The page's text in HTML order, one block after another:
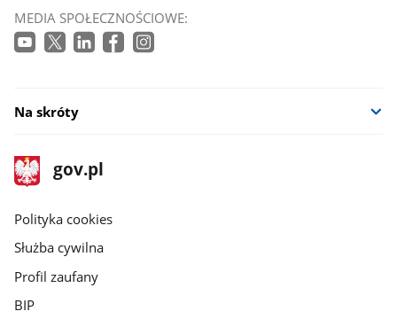
MEDIA SPOŁECZNOŚCIOWE:
Na skróty
stopka
gov.pl
Strona
gov.pl
gov.pl
Polityka cookies
Służba cywilna
Profil zaufany
BIP